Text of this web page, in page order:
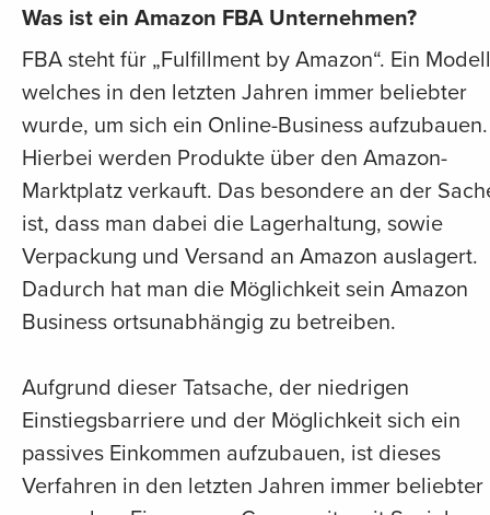
Was ist ein Amazon FBA Unternehmen?
FBA steht für „Fulfillment by Amazon“. Ein
welches in den letzten Jahren immer beliebter
wurde, um sich ein Online-Business aufzubauen.
Hierbei werden Produkte über den Amazon-
Marktplatz verkauft. Das besondere an der
ist, dass man dabei die Lagerhaltung, sowie
Verpackung und Versand an Amazon auslagert.
Dadurch hat man die Möglichkeit sein Amazon
Business ortsunabhängig zu betreiben.
Aufgrund dieser Tatsache, der niedrigen
Einstiegsbarriere und der Möglichkeit sich ein
passives Einkommen aufzubauen, ist dieses
Verfahren in den letzten Jahren immer beliebter